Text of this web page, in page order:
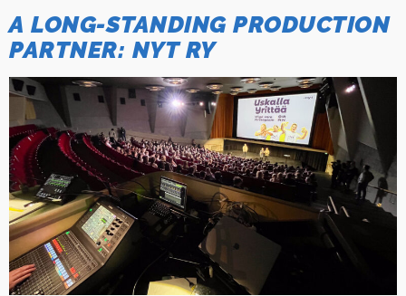
A LONG-STANDING PRODUCTION
PARTNER: NYT RY